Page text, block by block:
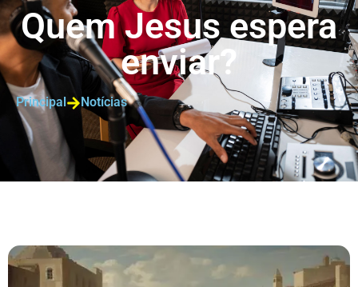
Quem Jesus espera
enviar?
Principal Notícias